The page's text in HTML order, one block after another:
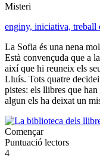
Misteri
enginy, iniciativa, treball
La Sofia és una nena
Està convençuda que a
així que hi reuneix els
Lluís. Tots quatre
pistes: els llibres que han
algun els ha deixat un
Començar
Puntuació lectors
4